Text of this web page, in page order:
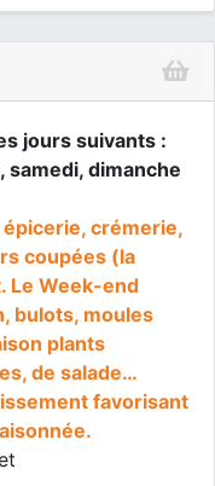
jours suivants :
samedi, dimanche
crémerie,
coupées (la
Le Week-end
bulots, moules
plants
de salade…
favorisant